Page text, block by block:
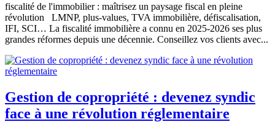
fiscalité de l'immobilier : maîtrisez un paysage fiscal en pleine
révolution LMNP, plus-values, TVA immobilière, défiscalisation,
IFI, SCI… La fiscalité immobilière a connu en 2025-2026 ses plus
grandes réformes depuis une décennie. Conseillez vos clients avec...
Gestion de copropriété : devenez syndic
face à une révolution réglementaire